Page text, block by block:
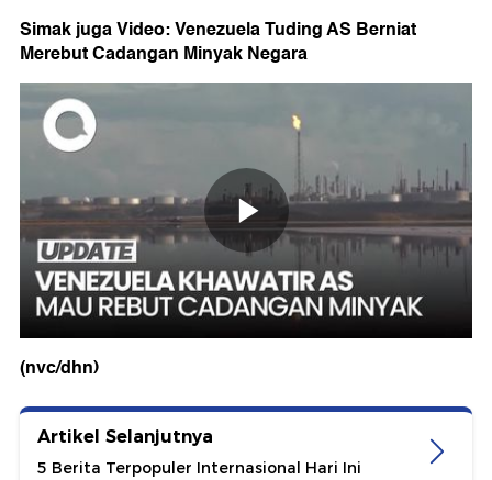
Simak juga Video: Venezuela Tuding AS Berniat
Merebut Cadangan Minyak Negara
(nvc/dhn)
Artikel Selanjutnya
5 Berita Terpopuler Internasional Hari Ini